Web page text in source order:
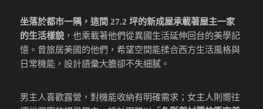
坐落於都市一隅，這間 27.2 坪的新成屋承載著屋主一家
的生活樣貌 ，也乘載著他們從異國生活延伸回台的美學記
憶。曾旅居美國的他們，希望空間能揉合西方生活風格與
日常機能，設計語彙大膽卻不失細膩。
男主人喜歡露營，對機能收納有明確需求；女主人則嚮往